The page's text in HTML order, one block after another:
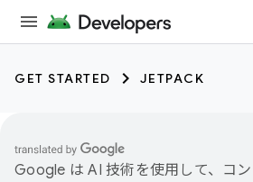
GET STARTED JETPACK
Google は AI 技術を使用して、コ